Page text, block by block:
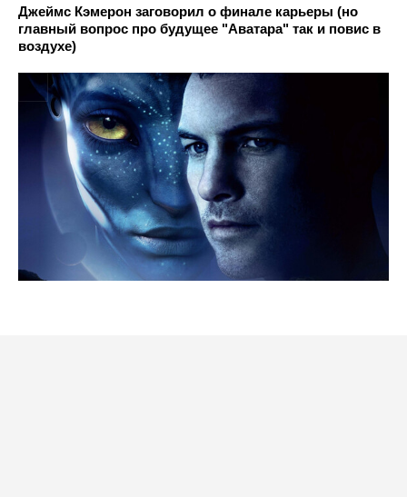
Джеймс Кэмерон заговорил о финале карьеры (но
главный вопрос про будущее "Аватара" так и повис в
воздухе)